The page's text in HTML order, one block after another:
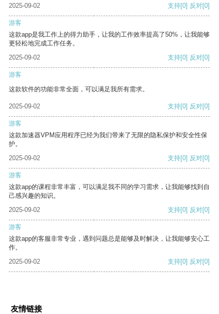
2025-09-02 支持[0] 反对[0]
游客
这款app是我工作上的得力助手，让我的工作效率提高了50%，让我能够
更轻松地完成工作任务。
2025-09-02
支持[0] 反对[0]
游客
这款软件的功能非常全面，可以满足我所有需求。
2025-09-02 支持[0] 反对[0]
游客
这款加速器VPM应用程序已经为我们带来了无限的隐私保护和安全性保
护。
2025-09-02
支持[0] 反对[0]
游客
这款app的课程非常丰富，可以满足我不同的学习需求，让我能够找到自
己感兴趣的知识。
2025-09-02
支持[0] 反对[0]
游客
这款app的客服非常专业，遇到问题总是能够及时解决，让我能够安心工
作。
2025-09-02
支持[0] 反对[0]
友情链接